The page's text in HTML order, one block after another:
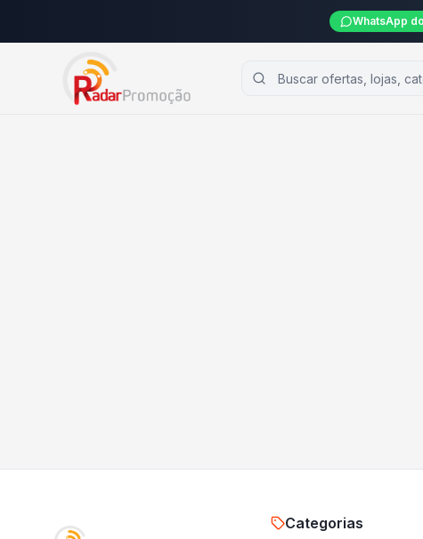
WhatsApp
Categorias